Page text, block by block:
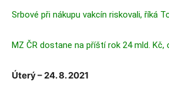
Srbové při nákupu vakcín riskovali, říká
MZ ČR dostane na příští rok 24 mld. Kč,
Úterý – 24. 8. 2021